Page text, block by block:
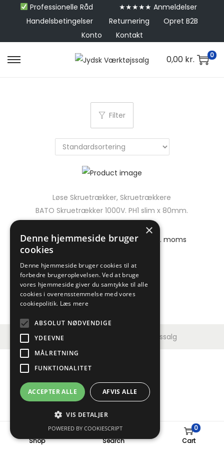
Professionelle Råd
★★★★★ Anmeldelser
Handelsbetingelser
Returnering
Opret B2B
Konto
Kontakt
0,00 kr. 0
Filter
Løse Skruetrækker, Skruetrækkere
BATO Skruetrækker 1000V. PH1 slim x 80mm.
83,00kr.ekskl. moms |103,75 inkl. moms
Shop Search
0
Cart
Copyright © 2026 Jydsk Værktøjssalg
×
Denne hjemmeside bruger
cookies
Denne hjemmeside bruger cookies til at
forbedre brugeroplevelsen. Ved at bruge
vores hjemmeside giver du samtykke til alle
cookies i overensstemmelse med vores
cookiepolitik. Læs mere
ABSOLUT NØDVENDIGE
YDEEVNE
MÅLRETNING
FUNKTIONALITET
ACCEPTER ALLE AFVIS ALLE
VIS DETALJER
POWERED BY COOKIESCRIPT